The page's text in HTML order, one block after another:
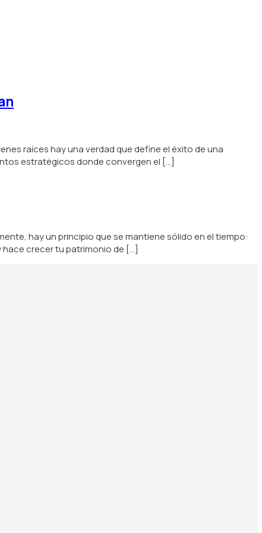
raíces hay una verdad que define el éxito de una
estratégicos donde convergen el […]
hay un principio que se mantiene sólido en el tiempo:
crecer tu patrimonio de […]